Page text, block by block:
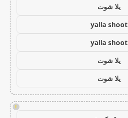
يلا شوت
yalla shoot
yalla shoot
يلا شوت
يلا شوت
!